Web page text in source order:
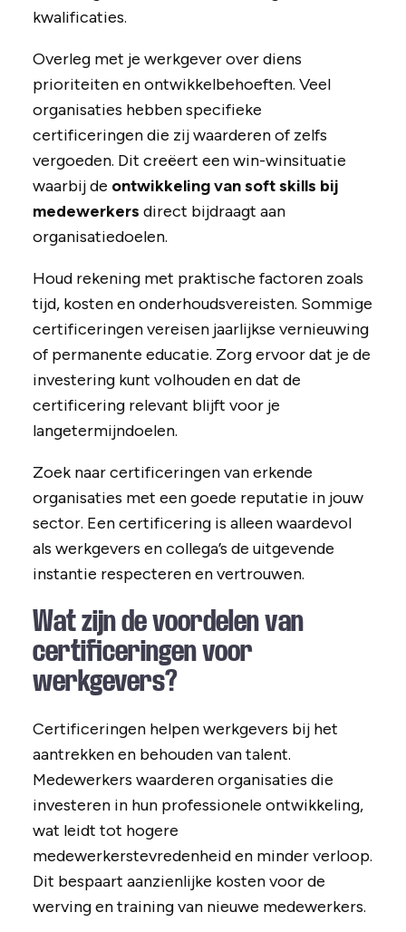
kwalificaties.
Overleg met je werkgever over diens
prioriteiten en ontwikkelbehoeften. Veel
organisaties hebben specifieke
certificeringen die zij waarderen of zelfs
vergoeden. Dit creëert een win-winsituatie
waarbij de ontwikkeling van soft skills bij
medewerkers direct bijdraagt aan
organisatiedoelen.
Houd rekening met praktische factoren zoals
tijd, kosten en onderhoudsvereisten. Sommige
certificeringen vereisen jaarlijkse vernieuwing
of permanente educatie. Zorg ervoor dat je de
investering kunt volhouden en dat de
certificering relevant blijft voor je
langetermijndoelen.
Zoek naar certificeringen van erkende
organisaties met een goede reputatie in jouw
sector. Een certificering is alleen waardevol
als werkgevers en collega’s de uitgevende
instantie respecteren en vertrouwen.
Wat zijn de voordelen van
certificeringen voor
werkgevers?
Certificeringen helpen werkgevers bij het
aantrekken en behouden van talent.
Medewerkers waarderen organisaties die
investeren in hun professionele ontwikkeling,
wat leidt tot hogere
medewerkerstevredenheid en minder verloop.
Dit bespaart aanzienlijke kosten voor de
werving en training van nieuwe medewerkers.